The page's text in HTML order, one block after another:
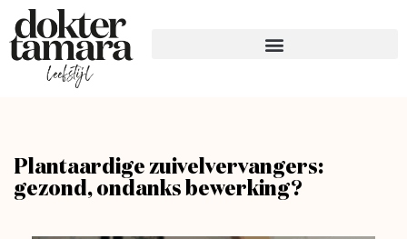
Plantaardige zuivelvervangers:
gezond, ondanks bewerking?